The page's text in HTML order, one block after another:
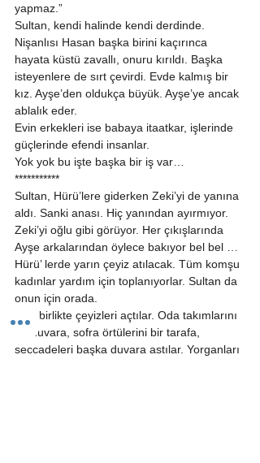
yapmaz.”
Sultan, kendi halinde kendi derdinde.
Nişanlısı Hasan başka birini kaçırınca
hayata küstü zavallı, onuru kırıldı. Başka
isteyenlere de sırt çevirdi. Evde kalmış bir
kız. Ayşe’den oldukça büyük. Ayşe’ye ancak
ablalık eder.
Evin erkekleri ise babaya itaatkar, işlerinde
güçlerinde efendi insanlar.
Yok yok bu işte başka bir iş var…
***********
Sultan, Hürü’lere giderken Zeki’yi de yanına
aldı. Sanki anası. Hiç yanından ayırmıyor.
Zeki’yi oğlu gibi görüyor. Her çıkışlarında
Ayşe arkalarından öylece bakıyor bel bel …
Hürü’ lerde yarın çeyiz atılacak. Tüm komşu
kadınlar yardım için toplanıyorlar. Sultan da
onun için orada.
Hep birlikte çeyizleri açtılar. Oda takımlarını
bir duvara, sofra örtülerini bir tarafa,
seccadeleri başka duvara astılar. Yorganları